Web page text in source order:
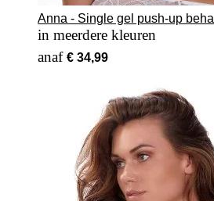
Anna - Single gel push-up beha
in meerdere kleuren
Vanaf € 34,99